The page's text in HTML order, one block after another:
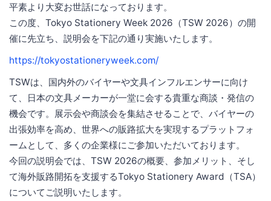
平素より大変お世話になっております。
この度、Tokyo Stationery Week 2026（TSW 2026）の開
催に先立ち、説明会を下記の通り実施いたします。
https://tokyostationeryweek.com/
TSWは、国内外のバイヤーや文具インフルエンサーに向け
て、日本の文具メーカーが一堂に会する貴重な商談・発信の
機会です。展示会や商談会を集結させることで、バイヤーの
出張効率を高め、世界への販路拡大を実現するプラットフォ
ームとして、多くの企業様にご参加いただいております。
今回の説明会では、TSW 2026の概要、参加メリット、そし
て海外販路開拓を支援するTokyo Stationery Award（TSA）
についてご説明いたします。